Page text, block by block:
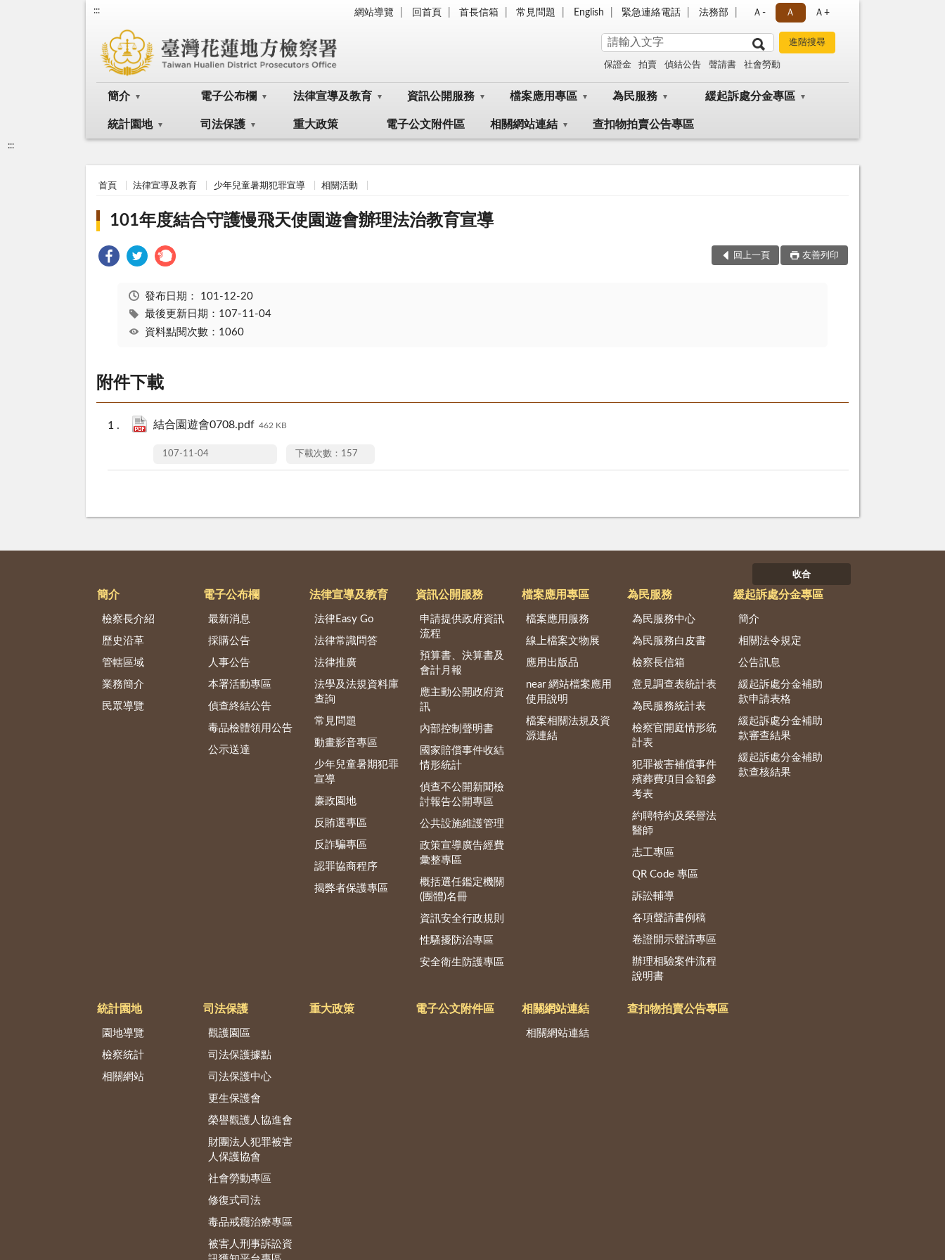
::: 網站導覽 回首頁 首長信箱 常見問題 English 緊急連絡電話 法務部 Ａ- Ａ Ａ+
保證金 拍賣 偵結公告 聲請書 社會勞動
簡介 電子公布欄 法律宣導及教育 資訊公開服務 檔案應用專區 為民服務 緩起訴處分金專區
統計園地 司法保護 重大政策 電子公文附件區 相關網站連結 查扣物拍賣公告專區
:::
首頁 法律宣導及教育 少年兒童暑期犯罪宣導 相關活動
101年度結合守護慢飛天使園遊會辦理法治教育宣導
回上一頁 友善列印
發布日期： 101-12-20
最後更新日期：107-11-04
資料點閱次數：1060
附件下載
結合園遊會0708.pdf 462 KB
107-11-04 下載次數：157
收合
簡介
檢察長介紹
歷史沿革
管轄區域
業務簡介
民眾導覽
電子公布欄
最新消息
採購公告
人事公告
本署活動專區
偵查終結公告
毒品檢體領用公告
公示送達
法律宣導及教育
法律Easy Go
法律常識問答
法律推廣
法學及法規資料庫
查詢
常見問題
動畫影音專區
少年兒童暑期犯罪
宣導
廉政園地
反賄選專區
反詐騙專區
認罪協商程序
揭弊者保護專區
資訊公開服務
申請提供政府資訊
流程
預算書、決算書及
會計月報
應主動公開政府資
訊
內部控制聲明書
國家賠償事件收結
情形統計
偵查不公開新聞檢
討報告公開專區
公共設施維護管理
政策宣導廣告經費
彙整專區
概括選任鑑定機關
(團體)名冊
資訊安全行政規則
性騷擾防治專區
安全衛生防護專區
檔案應用專區
檔案應用服務
線上檔案文物展
應用出版品
near 網站檔案應用
使用說明
檔案相關法規及資
源連結
為民服務
為民服務中心
為民服務白皮書
檢察長信箱
意見調查表統計表
為民服務統計表
檢察官開庭情形統
計表
犯罪被害補償事件
殯葬費項目金額參
考表
約聘特約及榮譽法
醫師
志工專區
QR Code 專區
訴訟輔導
各項聲請書例稿
卷證開示聲請專區
辦理相驗案件流程
說明書
緩起訴處分金專區
簡介
相關法令規定
公告訊息
緩起訴處分金補助
款申請表格
緩起訴處分金補助
款審查結果
緩起訴處分金補助
款查核結果
統計園地
園地導覽
檢察統計
相關網站
司法保護
觀護園區
司法保護據點
司法保護中心
更生保護會
榮譽觀護人協進會
財團法人犯罪被害
人保護協會
社會勞動專區
修復式司法
毒品戒癮治療專區
被害人刑事訴訟資
重大政策 電子公文附件區 相關網站連結
相關網站連結
查扣物拍賣公告專區